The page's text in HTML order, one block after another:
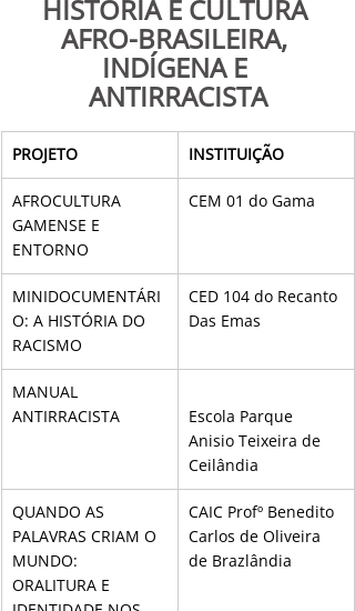
HISTÓRIA E CULTURA
AFRO-BRASILEIRA,
INDÍGENA E
ANTIRRACISTA
PROJETO INSTITUIÇÃO
AFROCULTURA
GAMENSE E
ENTORNO
CEM 01 do Gama
MINIDOCUMENTÁRI
O: A HISTÓRIA DO
RACISMO
CED 104 do Recanto
Das Emas
MANUAL
ANTIRRACISTA
Escola Parque
Anisio Teixeira de
Ceilândia
QUANDO AS
PALAVRAS CRIAM O
MUNDO:
ORALITURA E
CAIC Profº Benedito
Carlos de Oliveira
de Brazlândia